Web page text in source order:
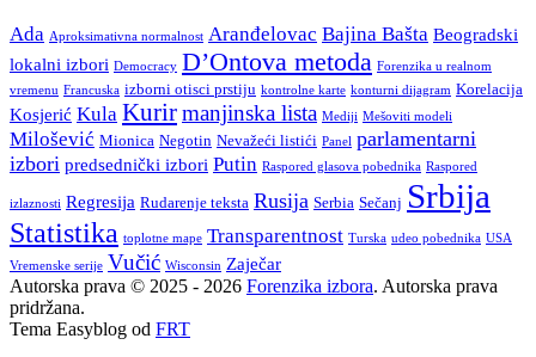
Ada Aproksimativna normalnost Aranđelovac Bajina Bašta Beogradski
lokalni izbori Democracy D’Ontova metoda Forenzika u realnom
vremenu Francuska izborni otisci prstiju kontrolne karte konturni dijagram Korelacija
Kosjerić Kula Kurirmanjinska lista Mediji Mešoviti modeli
Milošević Mionica Negotin Nevažeći listići Panel parlamentarni
izbori predsednički izbori Putin Raspored glasova pobednika Raspored
izlaznosti Regresija Rudarenje teksta Rusija Serbia Sečanj Srbija
Statistika toplotne mape Transparentnost Turska udeo pobednika USA
Vremenske serije Vučić Wisconsin Zaječar
Autorska prava © 2025 - 2026 Forenzika izbora. Autorska prava
pridržana.
Tema Easyblog od FRT